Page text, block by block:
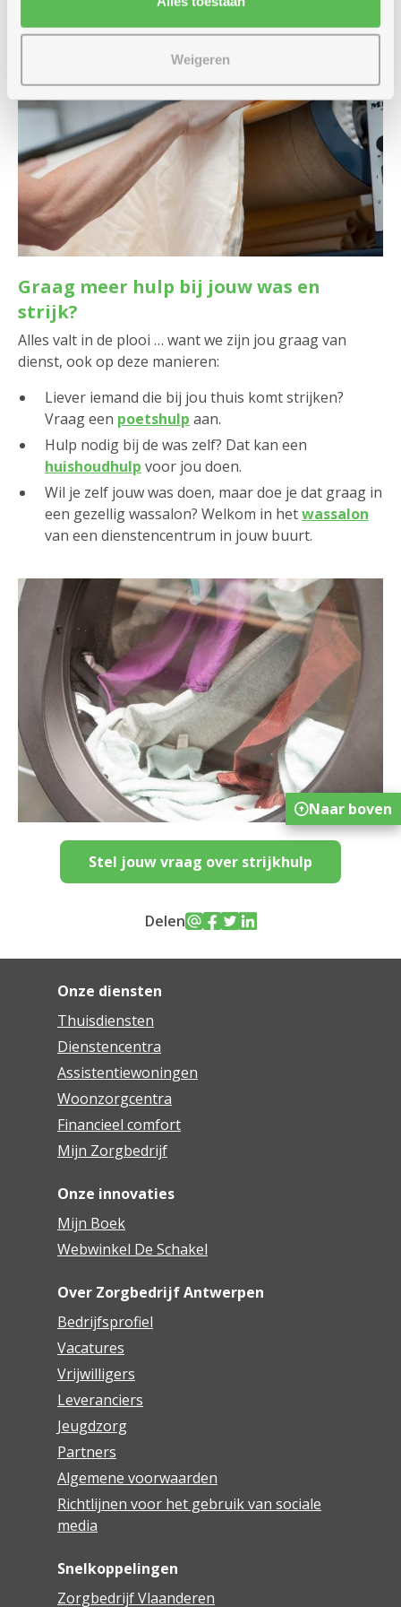
Weigeren
Graag meer hulp bij jouw was en
strijk?
Alles valt in de plooi … want we zijn jou graag van
dienst, ook op deze manieren:
Liever iemand die bij jou thuis komt strijken?
Vraag een poetshulp aan.
Hulp nodig bij de was zelf? Dat kan een
huishoudhulp voor jou doen.
Wil je zelf jouw was doen, maar doe je dat graag in
een gezellig wassalon? Welkom in hetwassalon
van een dienstencentrum in jouw buurt.
Stel jouw vraag over strijkhulp
Delen
Onze diensten
Thuisdiensten
Dienstencentra
Assistentiewoningen
Woonzorgcentra
Financieel comfort
Mijn Zorgbedrijf
Onze innovaties
Mijn Boek
Webwinkel De Schakel
Over Zorgbedrijf Antwerpen
Bedrijfsprofiel
Vacatures
Vrijwilligers
Leveranciers
Jeugdzorg
Partners
Algemene voorwaarden
Richtlijnen voor het gebruik van sociale
media
Snelkoppelingen
Zorgbedrijf Vlaanderen
Naar boven